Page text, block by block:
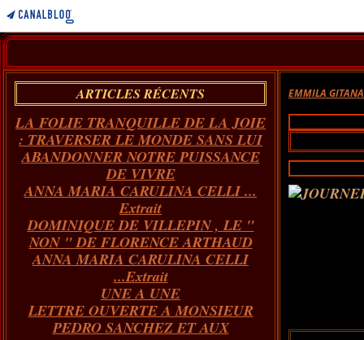
ARTICLES RÉCENTS
LA FOLIE TRANQUILLE DE LA JOIE
: TRAVERSER LE MONDE SANS LUI
ABANDONNER NOTRE PUISSANCE
DE VIVRE
ANNA MARIA CARULINA CELLI ...
Extrait
DOMINIQUE DE VILLEPIN , LE "
NON " DE FLORENCE ARTHAUD
ANNA MARIA CARULINA CELLI
...Extrait
UNE A UNE
LETTRE OUVERTE A MONSIEUR
PEDRO SANCHEZ ET AUX
EMMILA GITANA